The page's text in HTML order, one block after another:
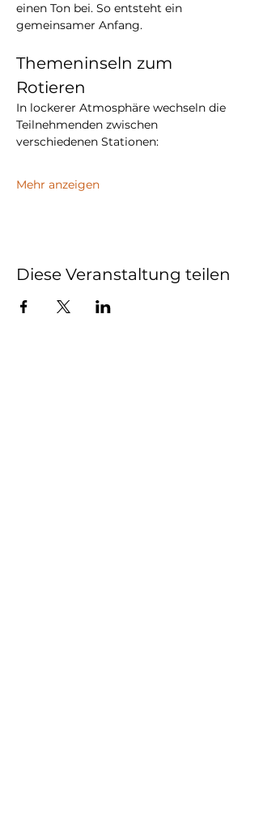
einen Ton bei. So entsteht ein
gemeinsamer Anfang.
Themeninseln zum
Rotieren
In lockerer Atmosphäre wechseln die
Teilnehmenden zwischen
verschiedenen Stationen:
Mehr anzeigen
Diese Veranstaltung teilen